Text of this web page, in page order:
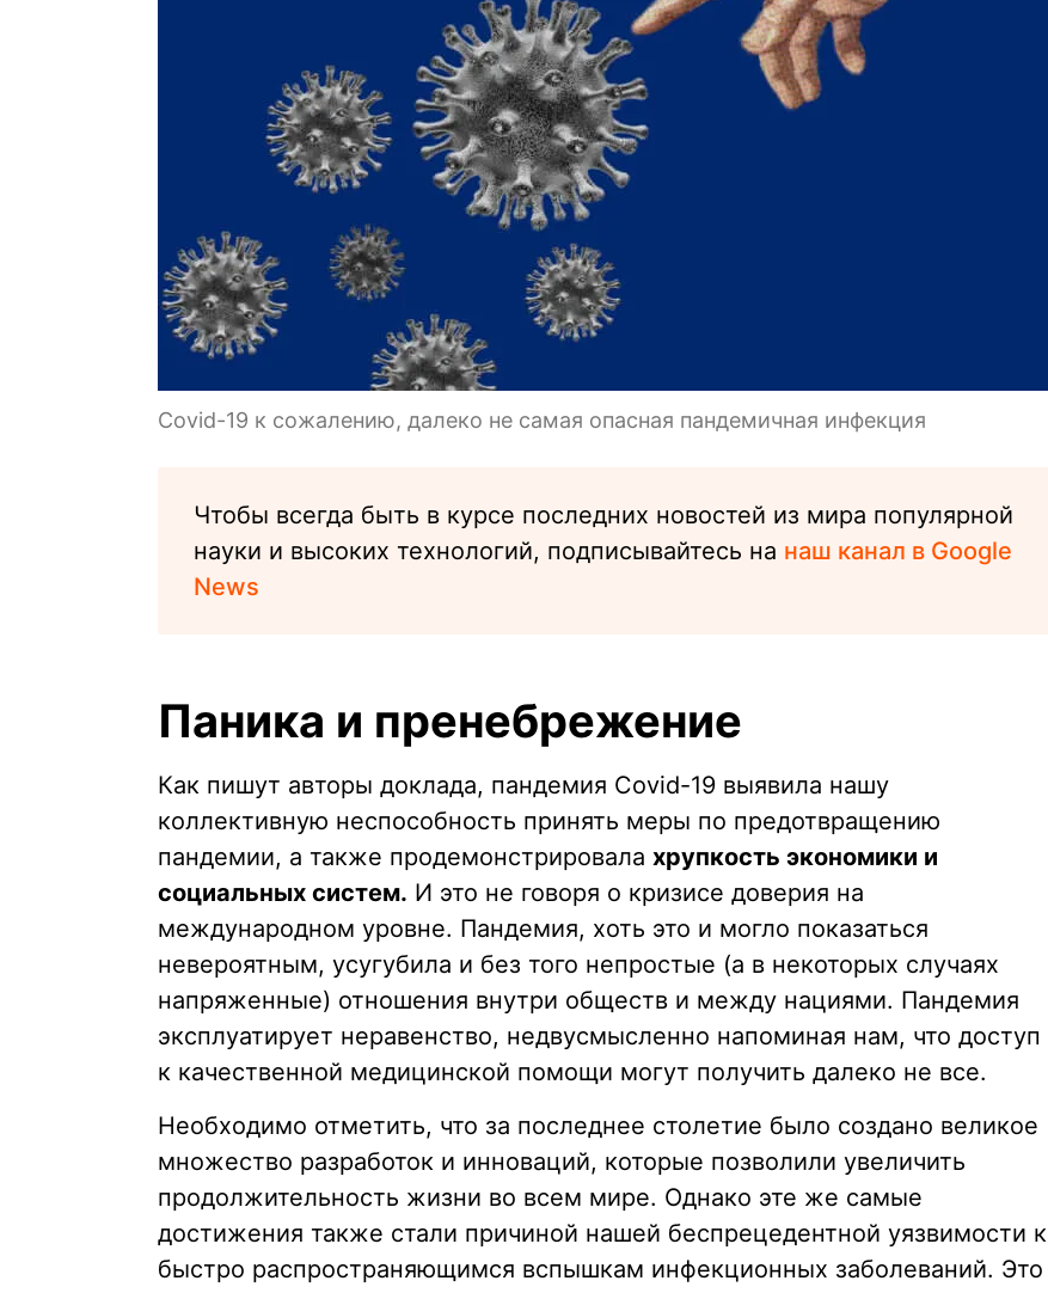
Covid-19 к сожалению, далеко не самая опасная пандемичная инфекция
Чтобы всегда быть в курсе последних новостей из мира популярной
науки и высоких технологий, подписывайтесь на наш канал в Google
News
Паника и пренебрежение
Как пишут авторы доклада, пандемия Covid-19 выявила нашу
коллективную неспособность принять меры по предотвращению
пандемии, а также продемонстрировала хрупкость экономики и
социальных систем. И это не говоря о кризисе доверия на
международном уровне. Пандемия, хоть это и могло показаться
невероятным, усугубила и без того непростые (а в некоторых случаях
напряженные) отношения внутри обществ и между нациями. Пандемия
эксплуатирует неравенство, недвусмысленно напоминая нам, что доступ
к качественной медицинской помощи могут получить далеко не все.
Необходимо отметить, что за последнее столетие было создано великое
множество разработок и инноваций, которые позволили увеличить
продолжительность жизни во всем мире. Однако эте же самые
достижения также стали причиной нашей беспрецедентной уязвимости к
быстро распространяющимся вспышкам инфекционных заболеваний. Это